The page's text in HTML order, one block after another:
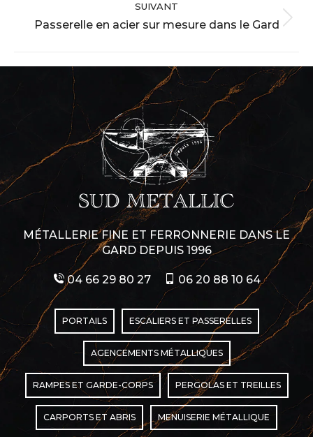
SUIVANT
Album
Passerelle en acier sur mesure dans le Gard
MÉTALLERIE FINE ET FERRONNERIE DANS LE
GARD DEPUIS 1996
04 66 29 80 27 06 20 88 10 64
PORTAILS ESCALIERS ET PASSERELLES
AGENCEMENTS MÉTALLIQUES
RAMPES ET GARDE-CORPS PERGOLAS ET TREILLES
CARPORTS ET ABRIS MENUISERIE MÉTALLIQUE